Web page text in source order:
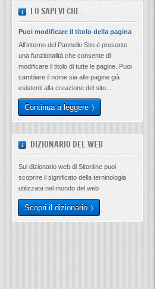
LO SAPEVI CHE...
Puoi modificare il titolo della pagina
All’interno del Pannello Sito è presente
una funzionalità che consente di
modificare il titolo di tutte le pagine. Puoi
cambiare il nome sia alle pagine già
esistenti alla creazione del sito...
Continua a leggere
DIZIONARIO DEL WEB
Sul dizionario web di Sitonline puoi
scoprire il significato della terninologia
utilizzata nel mondo del web
Scopri il dizionario